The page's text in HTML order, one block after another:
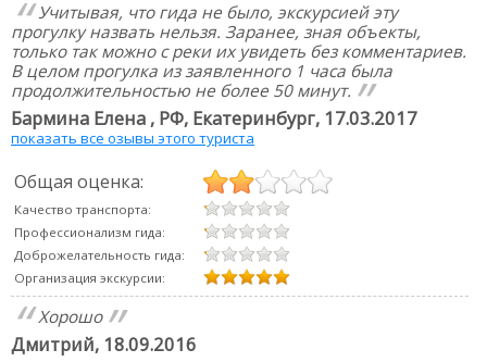
Учитывая, что гида не было, экскурсией эту
прогулку назвать нельзя. Заранее, зная объекты,
только так можно с реки их увидеть без комментариев.
В целом прогулка из заявленного 1 часа была
продолжительностью не более 50 минут.
Бармина Елена , РФ, Екатеринбург, 17.03.2017
показать все озывы этого туриста
Общая оценка:
Качество транспорта:
Профессионализм гида:
Доброжелательность гида:
Организация экскурсии:
Хорошо
Дмитрий, 18.09.2016